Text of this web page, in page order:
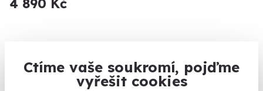
Ctíme vaše soukromí, pojďme
vyřešit cookies
4 890 Kč
Novinka